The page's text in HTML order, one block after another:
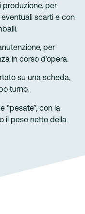
produzione, per
scarti e con
per
in corso d’opera.
su una scheda,
turno.
“pesate”, con la
il peso netto della